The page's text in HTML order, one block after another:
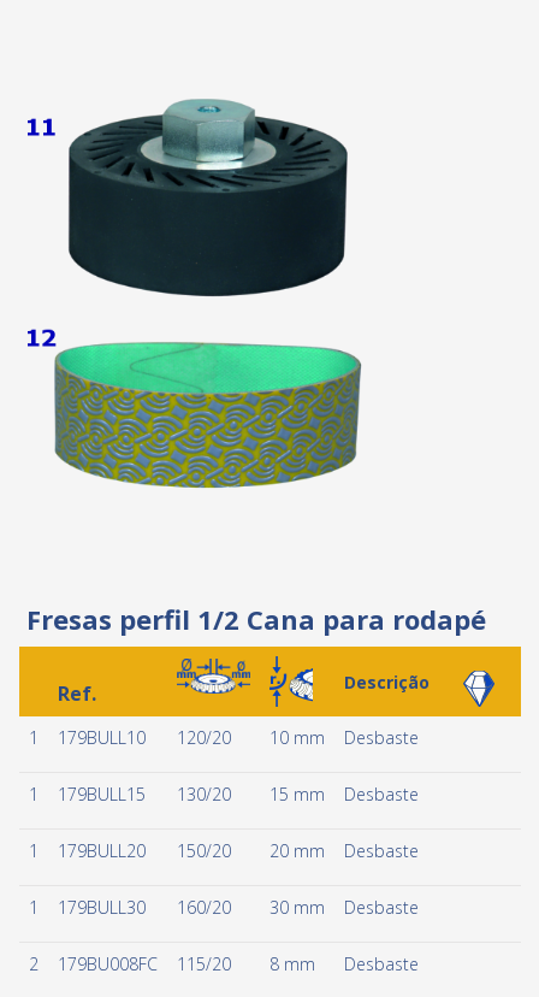
Fresas perfil 1/2 Cana para rodapé
Ref. Descrição
1 179BULL10 120/20 10 mm Desbaste
1 179BULL15 130/20 15 mm Desbaste
1 179BULL20 150/20 20 mm Desbaste
1 179BULL30 160/20 30 mm Desbaste
2 179BU008FC 115/20 8 mm Desbaste